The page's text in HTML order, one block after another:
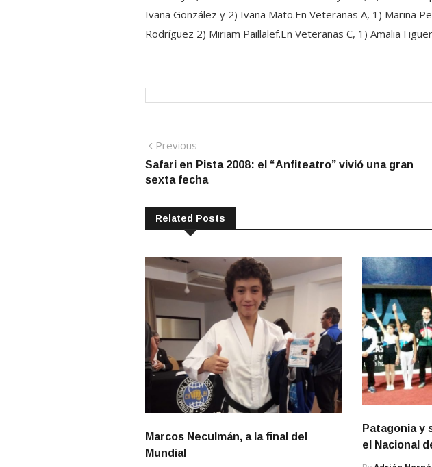
Ivana González y 2) Ivana Mato.En Veteranas A, 1) Marina
Rodríguez 2) Miriam Paillalef.En Veteranas C, 1) Amalia
Navegación
de
Previous
post:
Safari en Pista 2008: el “Anfiteatro” vivió una gran
sexta fecha
Related Posts
Marcos Neculmán, a la final del
Mundial
Patagonia y
el Nacional